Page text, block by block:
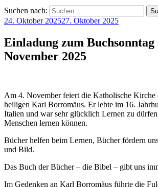
Suchen nach:
24. Oktober 202527. Oktober 2025
Einladung zum Buchsonntag
November 2025
Am 4. November feiert die Katholische Kirche
heiligen Karl Borromäus. Er lebte im 16.
Italien und war sehr glücklich Lernen zu
Menschen lernen können.
Bücher helfen beim Lernen, Bücher fördern
und Bild.
Das Buch der Bücher – die Bibel – gibt uns
Im Gedenken an Karl Borromäus führte die